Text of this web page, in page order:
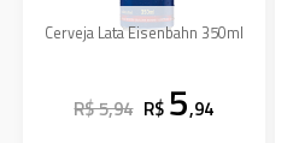
Cerveja Lata Eisenbahn 350ml
R$ 5,94 R$ 5,94